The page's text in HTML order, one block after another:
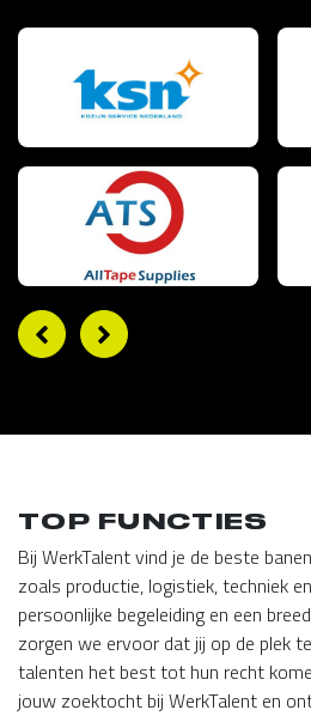
TOP FUNCTIES
Bij WerkTalent vind je de beste
zoals productie, logistiek, techniek
persoonlijke begeleiding en een
zorgen we ervoor dat jij op de plek
talenten het best tot hun recht
jouw zoektocht bij WerkTalent en